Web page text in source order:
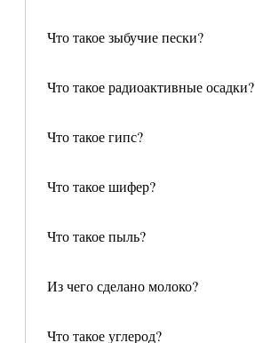
Что такое зыбучие пески?
Что такое радиоактивные осадки?
Что такое гипс?
Что такое шифер?
Что такое пыль?
Из чего сделано молоко?
Что такое углерод?